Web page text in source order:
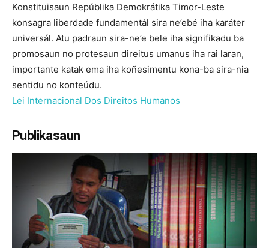
Konstituisaun Repúblika Demokrátika Timor-Leste
konsagra liberdade fundamentál sira ne’ebé iha karáter
universál. Atu padraun sira-ne’e bele iha signifikadu ba
promosaun no protesaun direitus umanus iha rai laran,
importante katak ema iha koñesimentu kona-ba sira-nia
sentidu no konteúdu.
Lei Internacional Dos Direitos Humanos
Publikasaun